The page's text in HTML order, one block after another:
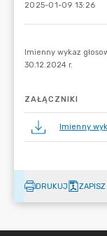
2025-01-09 13:26
ZAŁĄCZNIKI
Imienny
DRUKUJ